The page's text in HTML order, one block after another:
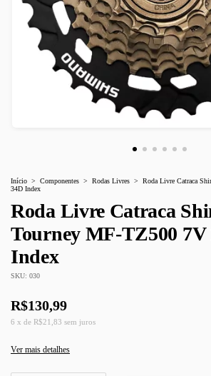
Início > Componentes > Rodas Livres >
Roda Livre Catraca
34D Index
Roda Livre Catraca
Tourney MF-TZ500 7V
Index
SKU: 030
R$130,99
6 x de R$21,83 sem juros
Ver mais detalhes